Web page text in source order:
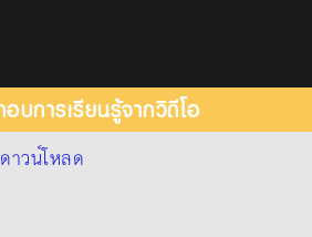
อบการเรียนรู้จากวิดีโอ
ดาวน์โหลด